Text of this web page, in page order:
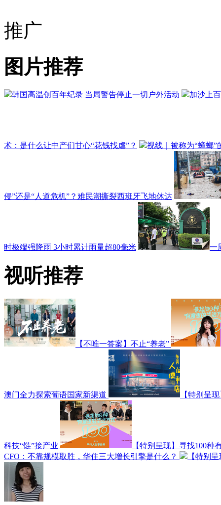
推广
图片推荐
韩国高温创百年纪录 当局警告停止一切户外活动 加沙上
术：是什么让中产们甘心“花钱找虐”？ 视线｜被称为“蟑螂
侵”还是“人道危机”？难民潮撕裂西班牙飞地休达
时极端强降雨 3小时累计雨量超80毫米 一
视听推荐
【不唯一答案】不止“养老”
澳门全力探索葡语国家新渠道 【特别呈
科技“链”接产业
【特别呈现】寻找100种
CFO：不靠规模取胜，华住三大增长引擎是什么？
【特别